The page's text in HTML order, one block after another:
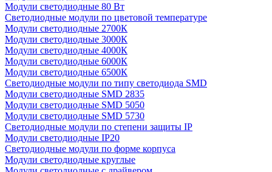
Модули светодиодные 80 Вт
Светодиодные модули по цветовой температуре
Модули светодиодные 2700К
Модули светодиодные 3000К
Модули светодиодные 4000К
Модули светодиодные 6000К
Модули светодиодные 6500К
Светодиодные модули по типу светодиода SMD
Модули светодиодные SMD 2835
Модули светодиодные SMD 5050
Модули светодиодные SMD 5730
Светодиодные модули по степени защиты IP
Модули светодиодные IP20
Светодиодные модули по форме корпуса
Модули светодиодные круглые